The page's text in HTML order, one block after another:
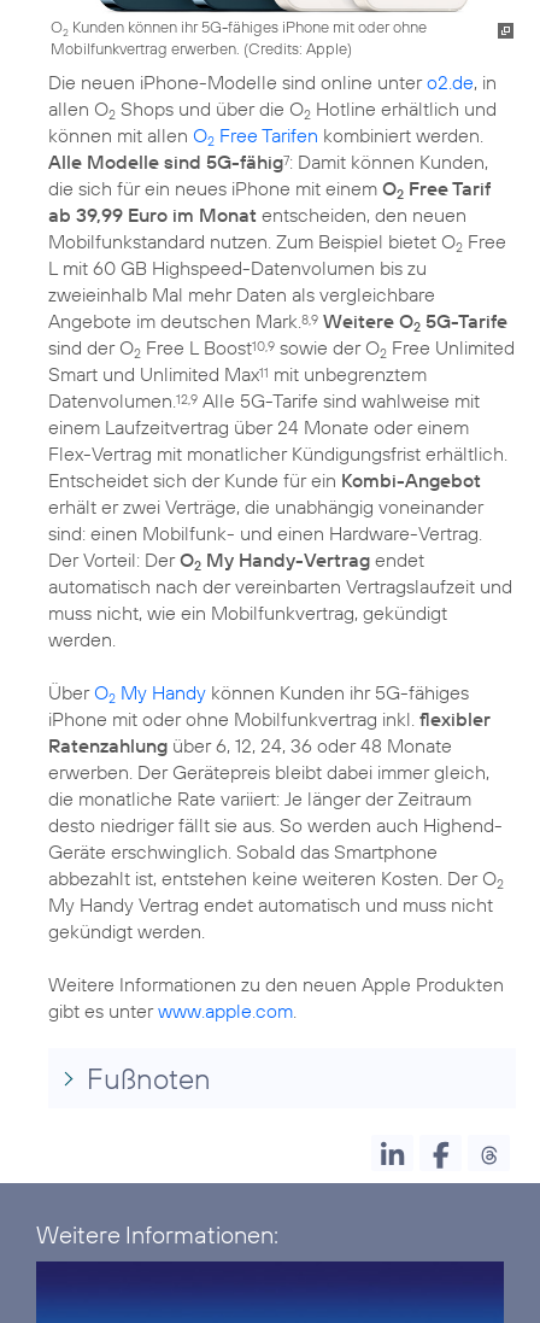
O2 Kunden können ihr 5G-fähiges iPhone mit oder ohne
Mobilfunkvertrag erwerben. (Credits: Apple)
Die neuen iPhone-Modelle sind online untero2.de, in
allen O2 Shops und über die O2 Hotline erhältlich und
können mit allen O2 Free Tarifen kombiniert werden.
Alle Modelle sind 5G-fähig7: Damit können Kunden,
die sich für ein neues iPhone mit einem O2 Free Tarif
ab 39,99 Euro im Monat entscheiden, den neuen
Mobilfunkstandard nutzen. Zum Beispiel bietet O2 Free
L mit 60 GB Highspeed-Datenvolumen bis zu
zweieinhalb Mal mehr Daten als vergleichbare
Angebote im deutschen Mark.8,9 Weitere O2 5G-Tarife
sind der O2 Free L Boost10,9 sowie der O2 Free Unlimited
Smart und Unlimited Max11 mit unbegrenztem
Datenvolumen.12,9 Alle 5G-Tarife sind wahlweise mit
einem Laufzeitvertrag über 24 Monate oder einem
Flex-Vertrag mit monatlicher Kündigungsfrist erhältlich.
Entscheidet sich der Kunde für ein Kombi-Angebot
erhält er zwei Verträge, die unabhängig voneinander
sind: einen Mobilfunk- und einen Hardware-Vertrag.
Der Vorteil: DerO2 My Handy-Vertrag endet
automatisch nach der vereinbarten Vertragslaufzeit und
muss nicht, wie ein Mobilfunkvertrag, gekündigt
werden.
ÜberO2 My Handy können Kunden ihr 5G-fähiges
iPhone mit oder ohne Mobilfunkvertrag inkl. flexibler
Ratenzahlung über 6, 12, 24, 36 oder 48 Monate
erwerben. Der Gerätepreis bleibt dabei immer gleich,
die monatliche Rate variiert: Je länger der Zeitraum
desto niedriger fällt sie aus. So werden auch Highend-
Geräte erschwinglich. Sobald das Smartphone
abbezahlt ist, entstehen keine weiteren Kosten. Der O2
My Handy Vertrag endet automatisch und muss nicht
gekündigt werden.
Weitere Informationen zu den neuen Apple Produkten
gibt es unterwww.apple.com.
Fußnoten
Weitere Informationen: